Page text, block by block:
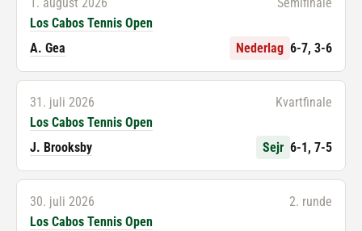
Los Cabos Tennis Open
A. Gea
Nederlag 6-7, 3-6
31. juli 2026
Kvartfinale
Los Cabos Tennis Open
J. Brooksby
Sejr 6-1, 7-5
30. juli 2026
2. runde
Los Cabos Tennis Open